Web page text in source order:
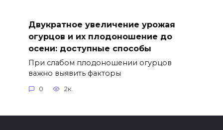
Двукратное увеличение урожая
огурцов и их плодоношение до
осени: доступные способы
При слабом плодоношении огурцов
важно выявить факторы
0 2к.